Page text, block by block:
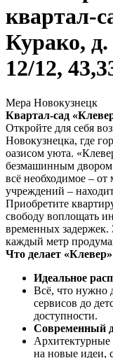
квартал-
Курако, д.
12/12,
Мера Новокузнецк
Квартал-сад
Откройте для себя
Новокузнецка, где
оазисом уюта.
безмашинным двором
всё необходимое – от
учреждений –
Приобретите
свободу воплощать
временных задержек.
каждый метр
Что делает
Идеальное
Всё, что нужно
сервисов до
доступности.
Современный
Архитектурные
на новые идеи,